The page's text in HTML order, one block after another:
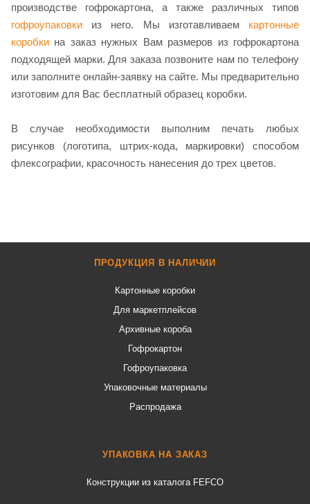
производстве гофрокартона, а также различных типов
гофроупаковки из него. Мы изготавливаем картонные
коробки на заказ нужных Вам размеров из гофрокартона
подходящей марки. Для заказа позвоните нам по телефону
или заполните онлайн-заявку на сайте. Мы предварительно
изготовим для Вас бесплатный образец коробки.
В случае необходимости выполним печать любых
рисунков (логотипа, штрих-кода, маркировки) способом
флексографии, красочность нанесения до трех цветов.
ПРОДУКЦИЯ В НАЛИЧИИ
Картонные коробки
Для маркетплейсов
Архивные короба
Гофрокартон
Гофроупаковка
Упаковочные материалы
Распродажа
УПАКОВКА НА ЗАКАЗ
Конструкции из каталога FEFCO